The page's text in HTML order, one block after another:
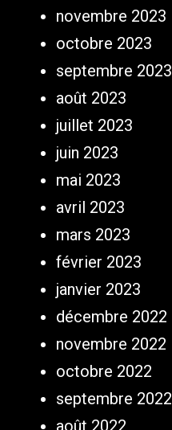
novembre 2023
octobre 2023
septembre 2023
août 2023
juillet 2023
juin 2023
mai 2023
avril 2023
mars 2023
février 2023
janvier 2023
décembre 2022
novembre 2022
octobre 2022
septembre 2022
août 2022